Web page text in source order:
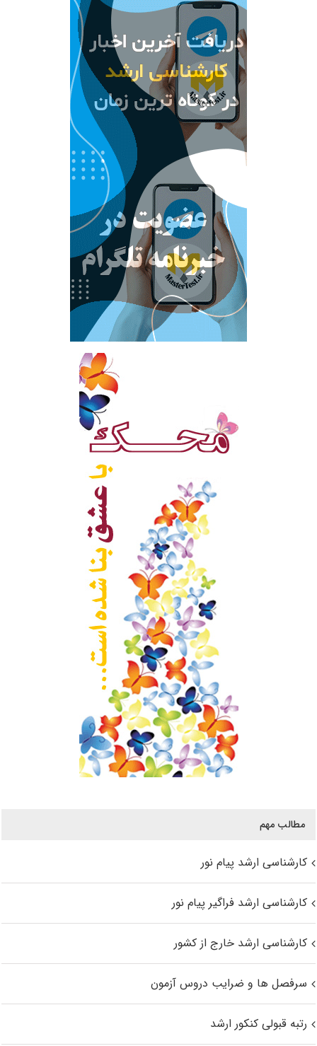
مطالب مهم
کارشناسی ارشد پیام نور
کارشناسی ارشد فراگیر پیام نور
کارشناسی ارشد خارج از کشور
سرفصل ها و ضرایب دروس آزمون
رتبه قبولی کنکور ارشد